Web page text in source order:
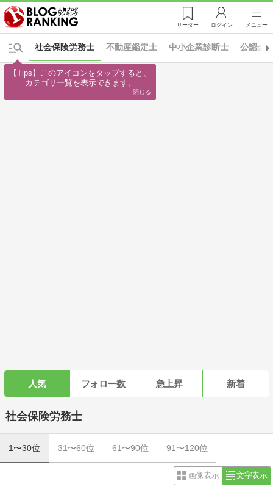
リーダー ログイン メニュー
不動産鑑定士 中小企業診断士 公認会
社会保険労務士
人気 フォロー数 急上昇 新着
社会保険労務士
1〜30位 31〜60位 61〜90位 91〜120位
画像表示 文字表示
【Tips】このアイコンをタップすると、
カテゴリ一覧を表示できます。
閉じる